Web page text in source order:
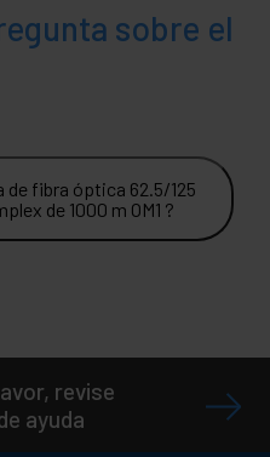
sobre el
de fibra óptica 62.5/125
de 1000 m OM1 ?
revise
ayuda